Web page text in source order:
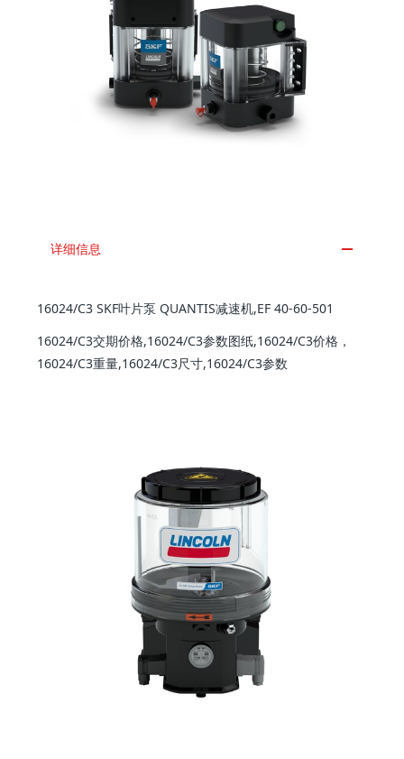
详细信息
16024/C3 SKF叶片泵 QUANTIS减速机,EF 40-60-501
16024/C3交期价格,16024/C3参数图纸,16024/C3价格，
16024/C3重量,16024/C3尺寸,16024/C3参数